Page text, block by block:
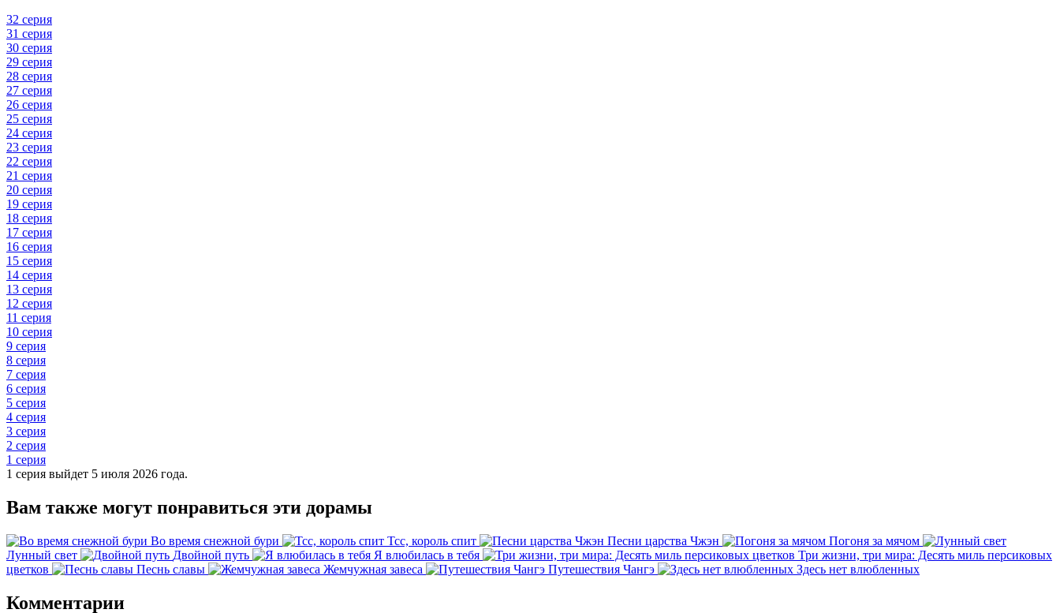
32 серия
31 серия
30 серия
29 серия
28 серия
27 серия
26 серия
25 серия
24 серия
23 серия
22 серия
21 серия
20 серия
19 серия
18 серия
17 серия
16 серия
15 серия
14 серия
13 серия
12 серия
11 серия
10 серия
9 серия
8 серия
7 серия
6 серия
5 серия
4 серия
3 серия
2 серия
1 серия
1 серия выйдет 5 июля 2026 года.
Вам также могут понравиться эти дорамы
Во время снежной бури Тсс, король спит Песни царства Чжэн
Погоня за мячом
Лунный свет
Двойной путь Я влюбилась в тебя
Три жизни, три мира: Десять миль персиковых
цветков
Песнь славы Жемчужная завеса Путешествия Чангэ Здесь нет влюбленных
Комментарии